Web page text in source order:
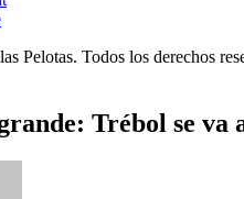
Pelotas. Todos los derechos
Trébol se va